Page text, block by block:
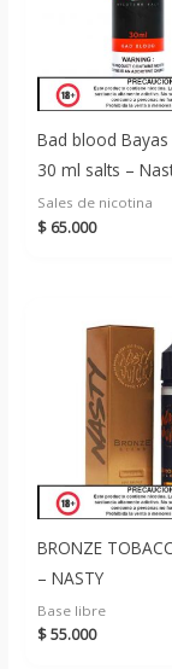
Bad blood
30 ml salts –
Sales de nicotina
$ 65.000
BRONZE
– NASTY
Base libre
$55.000